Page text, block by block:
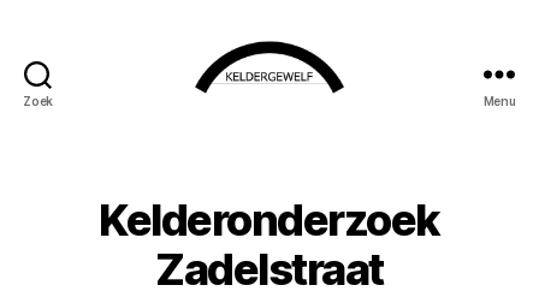
Zoek Menu
Kelderonderzoek
Zadelstraat